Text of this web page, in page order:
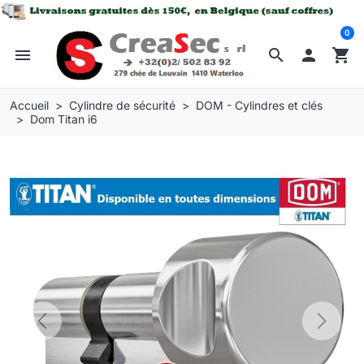
search
menu  shopping_cart
0
Accueil Cylindre de sécurité
DOM - Cylindres et clés
Dom Titan i6
Previous Next